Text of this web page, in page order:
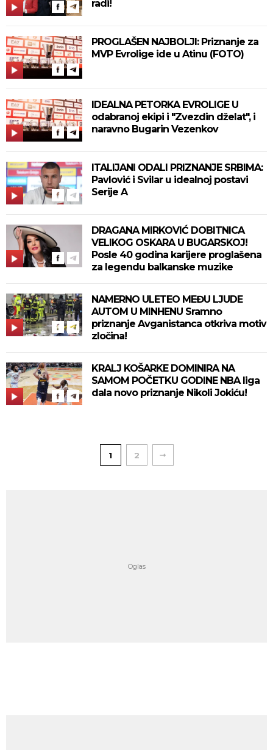
radi!
PROGLAŠEN NAJBOLJI: Priznanje za
MVP Evrolige ide u Atinu (FOTO)
IDEALNA PETORKA EVROLIGE U
odabranoj ekipi i "Zvezdin dželat", i
naravno Bugarin Vezenkov
ITALIJANI ODALI PRIZNANJE SRBIMA:
Pavlović i Svilar u idealnoj postavi
Serije A
DRAGANA MIRKOVIĆ DOBITNICA
VELIKOG OSKARA U BUGARSKOJ!
Posle 40 godina karijere proglašena
za legendu balkanske muzike
NAMERNO ULETEO MEĐU LJUDE
AUTOM U MINHENU Sramno
priznanje Avganistanca otkriva motiv
zločina!
KRALJ KOŠARKE DOMINIRA NA
SAMOM POČETKU GODINE NBA liga
dala novo priznanje Nikoli Jokiću!
1 2